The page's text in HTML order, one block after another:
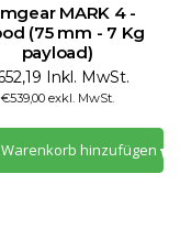
MARK 4 -
(75 mm - 7 Kg
payload)
Inkl. MwSt.
€539,00 exkl. MwSt.
Warenkorb hinzufügen